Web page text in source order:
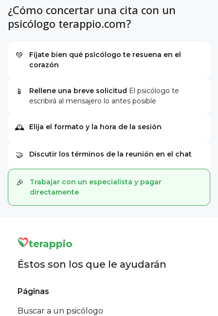
¿Cómo concertar una cita con un
psicólogo terappio.com?
💚
Fíjate bien qué psicólogo te resuena en el
corazón
📱 Rellene una breve solicitud El psicólogo te
escribirá al mensajero lo antes posible
🕰 Elija el formato y la hora de la sesión
🤝 Discutir los términos de la reunión en el chat
🎉
Trabajar con un especialista y pagar
directamente
terappio
Éstos son los que le ayudarán
Páginas
Buscar a un psicólogo